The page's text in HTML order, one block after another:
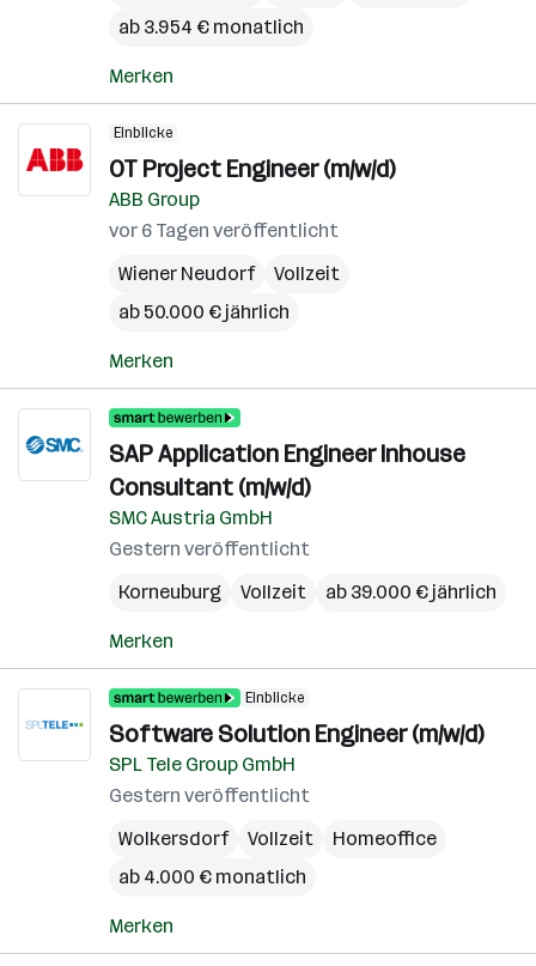
ab 3.954 € monatlich
Merken
Einblicke
OT Project Engineer (m/w/d)
ABB Group
vor 6 Tagen veröffentlicht
Wiener Neudorf
Vollzeit
ab 50.000 € jährlich
Merken
SAP Application Engineer Inhouse
Consultant (m/w/d)
SMC Austria GmbH
Gestern veröffentlicht
Korneuburg
Vollzeit ab 39.000 € jährlich
Merken
Einblicke
Software Solution Engineer (m/w/d)
SPL Tele Group GmbH
Gestern veröffentlicht
Wolkersdorf
Vollzeit
Homeoffice
ab 4.000 € monatlich
Merken